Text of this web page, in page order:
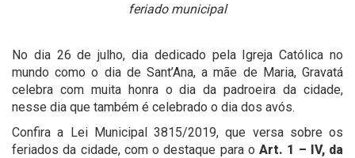
feriado municipal
No dia 26 de julho, dia dedicado pela Igreja Católica no
mundo como o dia de Sant’Ana, a mãe de Maria, Gravatá
celebra com muita honra o dia da padroeira da cidade,
nesse dia que também é celebrado o dia dos avós.
Confira a Lei Municipal 3815/2019, que versa sobre os
feriados da cidade, com o destaque para o Art. 1 – IV, da